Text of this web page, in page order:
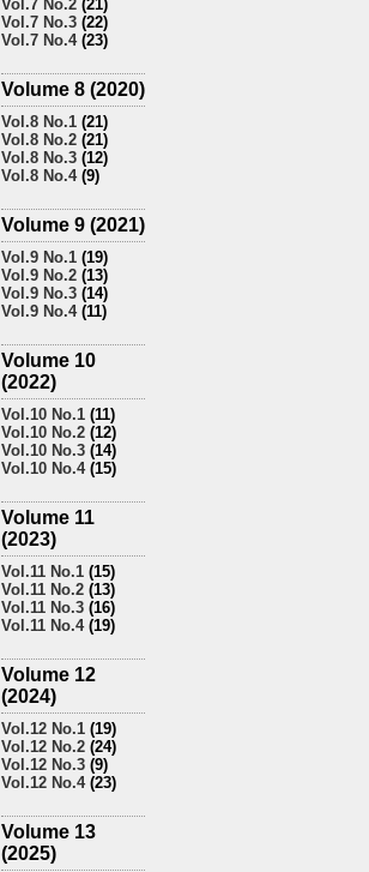
Vol.7 No.2 (21)
Vol.7 No.3 (22)
Vol.7 No.4(23)
Volume 8 (2020)
Vol.8 No.1 (21)
Vol.8 No.2 (21)
Vol.8 No.3 (12)
Vol.8 No.4(9)
Volume 9 (2021)
Vol.9 No.1 (19)
Vol.9 No.2 (13)
Vol.9 No.3 (14)
Vol.9 No.4(11)
Volume 10
(2022)
Vol.10 No.1 (11)
Vol.10 No.2 (12)
Vol.10 No.3 (14)
Vol.10 No.4(15)
Volume 11
(2023)
Vol.11 No.1 (15)
Vol.11 No.2 (13)
Vol.11 No.3 (16)
Vol.11 No.4(19)
Volume 12
(2024)
Vol.12 No.1 (19)
Vol.12 No.2 (24)
Vol.12 No.3 (9)
Vol.12 No.4(23)
Volume 13
(2025)